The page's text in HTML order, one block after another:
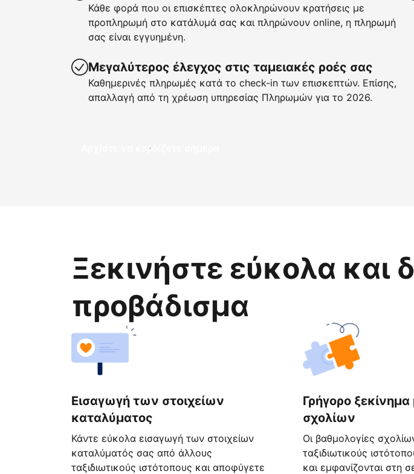
Κάθε φορά που οι επισκέπτες ολοκληρώνουν κρατήσεις με
προπληρωμή στο κατάλυμά σας και πληρώνουν online, η πληρωμή
σας είναι εγγυημένη.
Μεγαλύτερος έλεγχος στις ταμειακές ροές σας
Καθημερινές πληρωμές κατά το check-in των επισκεπτών. Επίσης,
απαλλαγή από τη χρέωση υπηρεσίας Πληρωμών για το 2026.
Αρχίστε να κερδίζετε σήμερα
Ξεκινήστε εύκολα και
προβάδισμα
Εισαγωγή των στοιχείων
καταλύματος
Κάντε εύκολα εισαγωγή των στοιχείων
καταλύματός σας από άλλους
ταξιδιωτικούς ιστότοπους και αποφύγετε
Γρήγορο
σχολίων
Οι βαθμολογίες
ταξιδιωτικούς
και εμφανίζονται στη